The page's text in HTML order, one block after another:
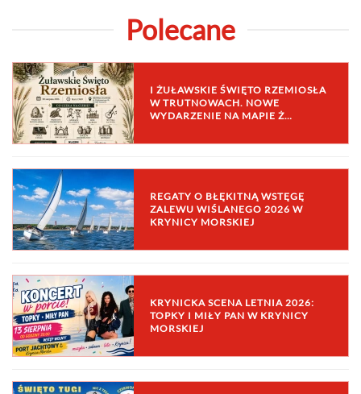
Polecane
I ŻUŁAWSKIE ŚWIĘTO RZEMIOSŁA
W TRUTNOWACH. NOWE
WYDARZENIE NA MAPIE Ż…
REGATY O BŁĘKITNĄ WSTĘGĘ
ZALEWU WIŚLANEGO 2026 W
KRYNICY MORSKIEJ
KRYNICKA SCENA LETNIA 2026:
TOPKY I MIŁY PAN W KRYNICY
MORSKIEJ